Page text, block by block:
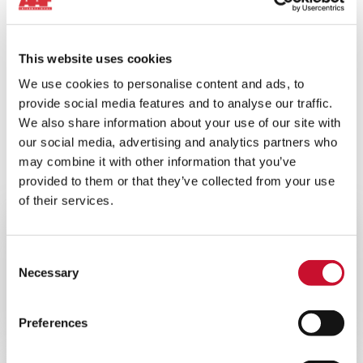
This website uses cookies
We use cookies to personalise content and ads, to
provide social media features and to analyse our traffic.
We also share information about your use of our site with
our social media, advertising and analytics partners who
may combine it with other information that you’ve
provided to them or that they’ve collected from your use
of their services.
Selection
Necessary
Preferences
PARA INSTALACIONES
NUCLEARES
Información y recursos
filtración de aire en el rendimiento de